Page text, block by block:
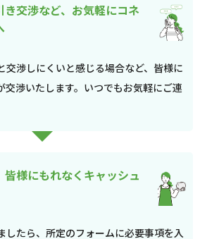
き交渉など、お気軽にコネ
交渉しにくいと感じる場合など、皆様に
交渉いたします。いつでもお気軽にご連
皆様にもれなくキャッシュ
したら、所定のフォームに必要事項を入